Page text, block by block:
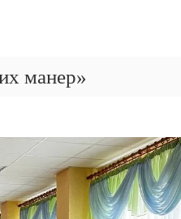
манер»